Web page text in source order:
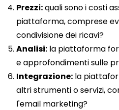
Prezzi:quali sono i costi
piattaforma, comprese
condivisione dei ricavi?
Analisi: la piattaforma
e approfondimenti sulle
Integrazione: la
altri strumenti o servizi,
l'email marketing?